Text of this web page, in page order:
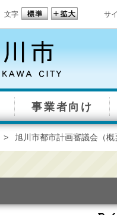
文字 サ
事業者向け
> 旭川市都市計画審議会（概